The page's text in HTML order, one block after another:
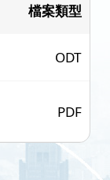
檔案類型
ODT
PDF